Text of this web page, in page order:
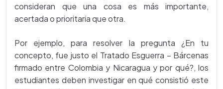
consideran que una cosa es más importante,
acertada o prioritaria que otra.
Por ejemplo, para resolver la pregunta ¿En tu
concepto, fue justo el Tratado Esguerra – Bárcenas
firmado entre Colombia y Nicaragua y por qué?, los
estudiantes deben investigar en qué consistió este